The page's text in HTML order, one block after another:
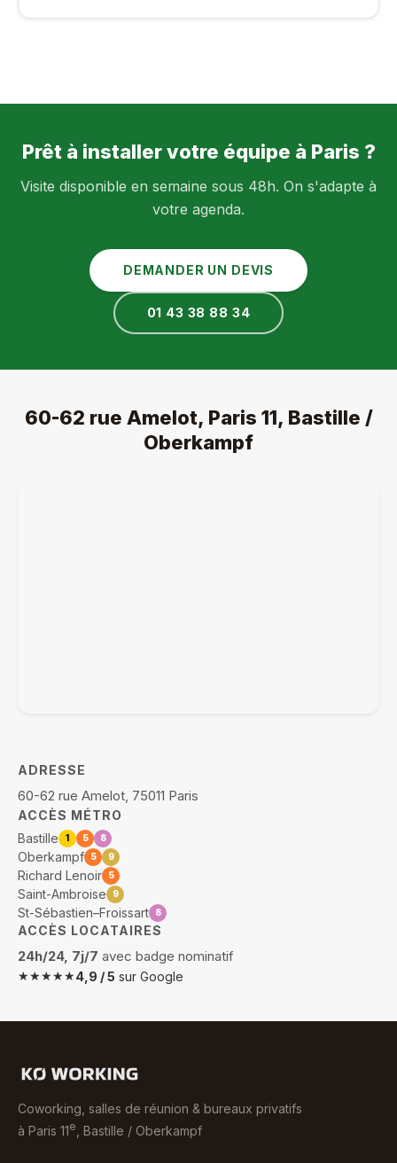
Prêt à installer votre équipe à Paris ?
Visite disponible en semaine sous 48h. On s'adapte à
votre agenda.
DEMANDER UN DEVIS
01 43 38 88 34
60-62 rue Amelot, Paris 11, Bastille /
Oberkampf
ADRESSE
60-62 rue Amelot, 75011 Paris
ACCÈS MÉTRO
Bastille
1 5 8
Oberkampf 5 9
Richard Lenoir 5
Saint-Ambroise 9
St-Sébastien–Froissart 8
ACCÈS LOCATAIRES
24h/24, 7j/7 avec badge nominatif
★★★★★4,9 / 5 sur Google
Coworking, salles de réunion & bureaux privatifs
à Paris 11e , Bastille / Oberkampf